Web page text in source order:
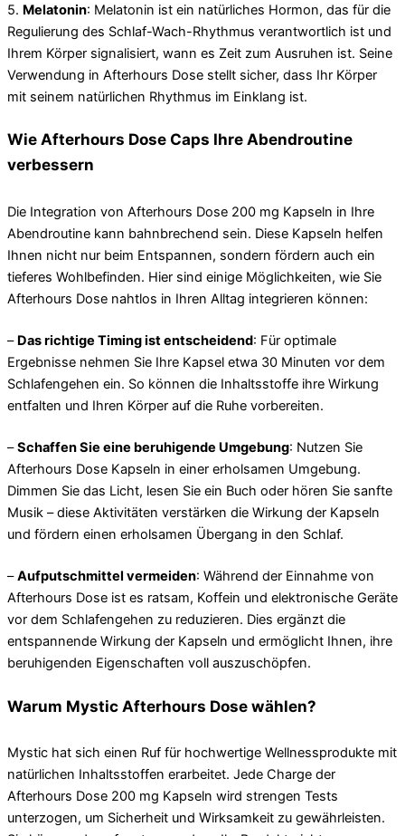
5. Melatonin: Melatonin ist ein natürliches Hormon, das für die
Regulierung des Schlaf-Wach-Rhythmus verantwortlich ist und
Ihrem Körper signalisiert, wann es Zeit zum Ausruhen ist. Seine
Verwendung in Afterhours Dose stellt sicher, dass Ihr Körper
mit seinem natürlichen Rhythmus im Einklang ist.
Wie Afterhours Dose Caps Ihre Abendroutine
verbessern
Die Integration von Afterhours Dose 200 mg Kapseln in Ihre
Abendroutine kann bahnbrechend sein. Diese Kapseln helfen
Ihnen nicht nur beim Entspannen, sondern fördern auch ein
tieferes Wohlbefinden. Hier sind einige Möglichkeiten, wie Sie
Afterhours Dose nahtlos in Ihren Alltag integrieren können:
– Das richtige Timing ist entscheidend: Für optimale
Ergebnisse nehmen Sie Ihre Kapsel etwa 30 Minuten vor dem
Schlafengehen ein. So können die Inhaltsstoffe ihre Wirkung
entfalten und Ihren Körper auf die Ruhe vorbereiten.
–Schaffen Sie eine beruhigende Umgebung: Nutzen Sie
Afterhours Dose Kapseln in einer erholsamen Umgebung.
Dimmen Sie das Licht, lesen Sie ein Buch oder hören Sie sanfte
Musik – diese Aktivitäten verstärken die Wirkung der Kapseln
und fördern einen erholsamen Übergang in den Schlaf.
–Aufputschmittel vermeiden: Während der Einnahme von
Afterhours Dose ist es ratsam, Koffein und elektronische Geräte
vor dem Schlafengehen zu reduzieren. Dies ergänzt die
entspannende Wirkung der Kapseln und ermöglicht Ihnen, ihre
beruhigenden Eigenschaften voll auszuschöpfen.
Warum Mystic Afterhours Dose wählen?
Mystic hat sich einen Ruf für hochwertige Wellnessprodukte mit
natürlichen Inhaltsstoffen erarbeitet. Jede Charge der
Afterhours Dose 200 mg Kapseln wird strengen Tests
unterzogen, um Sicherheit und Wirksamkeit zu gewährleisten.